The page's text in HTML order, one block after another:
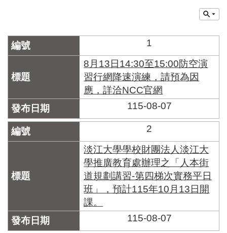
門
牌
合
檢
系
統
文
化
化
臺
北
1
8月13日14:30至15:00防空演
習行網降速演練，請預為因
應，詳洽NCC官網
115-08-07
2
淡江大學學校財團法人淡江大
學推廣教育處辦理之「人本街
道規劃講習-第四梯次實務平日
班」，預計115年10月13日開
課。
115-08-07